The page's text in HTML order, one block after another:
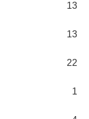
13
13
22
1